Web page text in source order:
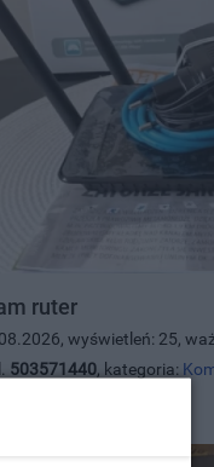
ruter
wyświetleń: 25,
503571440, kategoria: